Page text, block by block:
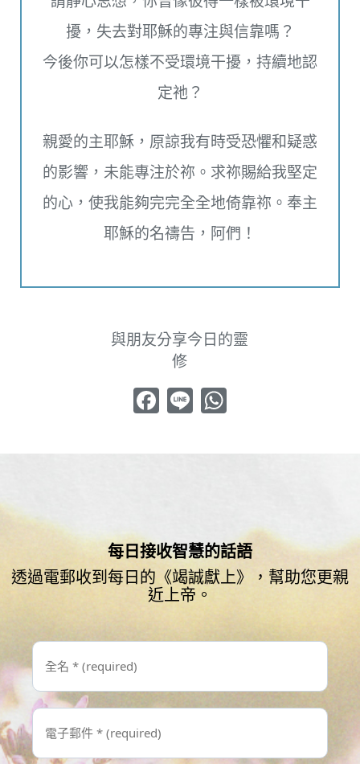
擾，失去對耶穌的專注與信靠嗎？
今後你可以怎樣不受環境干擾，持續地認
定祂？
親愛的主耶穌，原諒我有時受恐懼和疑惑
的影響，未能專注於祢。求祢賜給我堅定
的心，使我能夠完完全全地倚靠祢。奉主
耶穌的名禱告，阿們！
與朋友分享今日的靈
修
Facebook
Line WhatsApp
每日接收智慧的話語
透過電郵收到每日的《竭誠獻上》，幫助您更親
近上帝。